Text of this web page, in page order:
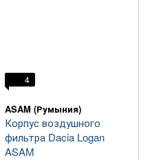
4
ASAM (Румыния)
Корпус воздушного
фильтра Dacia Logan
ASAM